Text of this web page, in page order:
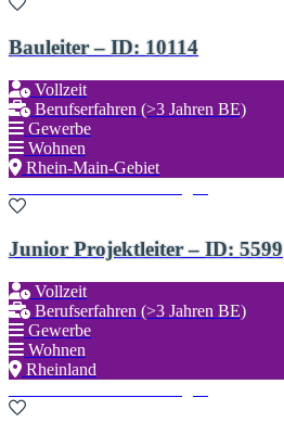
Bauleiter – ID: 10114
Vollzeit
Berufserfahren (>3 Jahren BE)
Gewerbe
Wohnen
Rhein-Main-Gebiet
Junior Projektleiter – ID: 5599
Vollzeit
Berufserfahren (>3 Jahren BE)
Gewerbe
Wohnen
Rheinland